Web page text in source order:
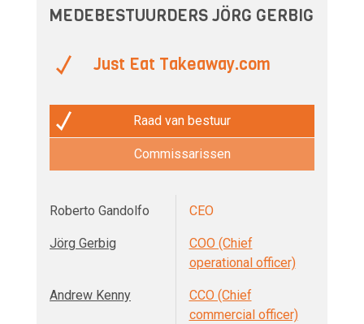
MEDEBESTUURDERS JÖRG GERBIG
Just Eat Takeaway.com
Raad van bestuur
Commissarissen
Roberto Gandolfo CEO
Jörg Gerbig
COO (Chief
operational officer)
Andrew Kenny
CCO (Chief
commercial officer)